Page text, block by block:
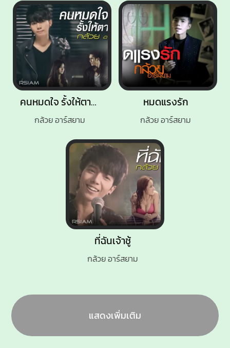
หมดแรงรัก
กล้วย อาร์สยาม
คนหมดใจ รั้งให้ตายก็ไปอยู่ดี
กล้วย อาร์สยาม
ที่ฉันเจ้าชู้
กล้วย อาร์สยาม
แสดงเพิ่มเติม